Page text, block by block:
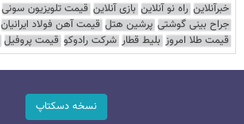
خبرآنلاین راه نو آنلاین بازی آنلاین قیمت تلویزیون سونی
جراح بینی گوشتی پرشین هتل قیمت آهن فولاد ایرانیان
قیمت طلا امروز بلیط قطار شرکت رادوکو قیمت پروفیل
نسخه دسکتاپ